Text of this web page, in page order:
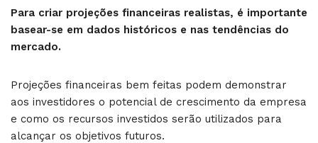
Para criar projeções financeiras realistas, é importante
basear-se em dados históricos e nas tendências do
mercado.
Projeções financeiras bem feitas podem demonstrar
aos investidores o potencial de crescimento da empresa
e como os recursos investidos serão utilizados para
alcançar os objetivos futuros.